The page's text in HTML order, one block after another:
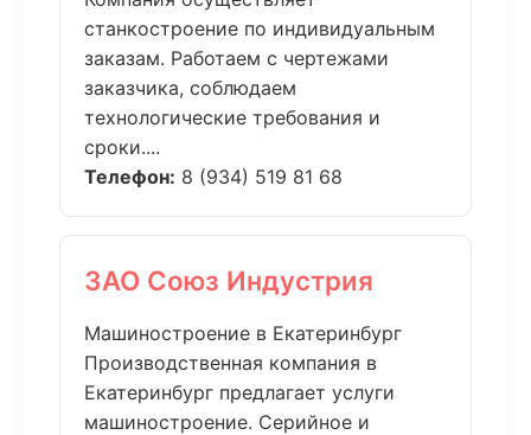
станкостроение по индивидуальным
заказам. Работаем с чертежами
заказчика, соблюдаем
технологические требования и
сроки....
Телефон: 8 (934) 519 81 68
ЗАО Союз Индустрия
Машиностроение в Екатеринбург
Производственная компания в
Екатеринбург предлагает услуги
машиностроение. Серийное и